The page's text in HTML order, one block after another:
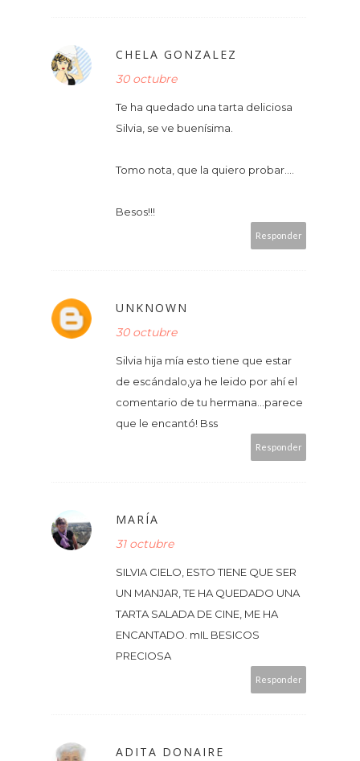
CHELA GONZALEZ
30 octubre
Te ha quedado una tarta deliciosa
Silvia, se ve buenísima.
Tomo nota, que la quiero probar....
Besos!!!
Responder
UNKNOWN
30 octubre
Silvia hija mía esto tiene que estar
de escándalo,ya he leido por ahí el
comentario de tu hermana...parece
que le encantó! Bss
Responder
MARÍA
31 octubre
SILVIA CIELO, ESTO TIENE QUE SER
UN MANJAR, TE HA QUEDADO UNA
TARTA SALADA DE CINE, ME HA
ENCANTADO. mIL BESICOS
PRECIOSA
Responder
ADITA DONAIRE